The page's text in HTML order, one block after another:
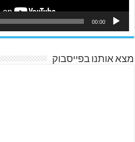
00:00
מצא אותנו בפייסבוק